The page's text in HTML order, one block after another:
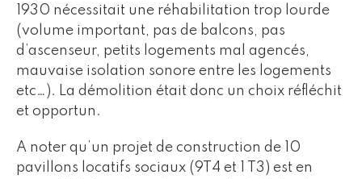
1930 nécessitait une réhabilitation trop lourde
(volume important, pas de balcons, pas
d’ascenseur, petits logements mal agencés,
mauvaise isolation sonore entre les logements
etc…). La démolition était donc un choix réfléchit
et opportun.
A noter qu’un projet de construction de 10
pavillons locatifs sociaux (9T4 et 1 T3) est en